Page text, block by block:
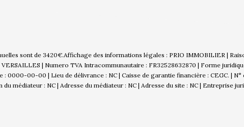
sont de 3420€.Affichage des informations légales : PRIO IMMOBILIER |
| Numero TVA Intracommunautaire : FR32528632870 | Forme
: 0000-00-00 | Lieu de délivrance : NC | Caisse de garantie financière : CEGC. |
médiateur : NC | Adresse du médiateur : NC | Adresse du site : NC | Entreprise